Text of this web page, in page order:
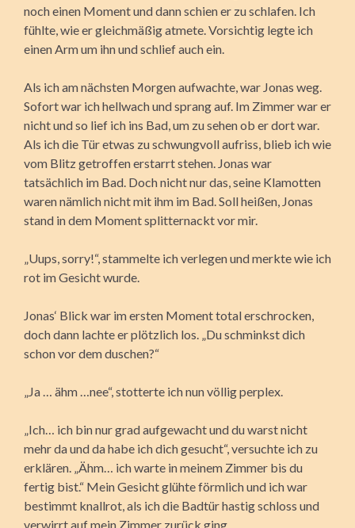
noch einen Moment und dann schien er zu schlafen. Ich
fühlte, wie er gleichmäßig atmete. Vorsichtig legte ich
einen Arm um ihn und schlief auch ein.
Als ich am nächsten Morgen aufwachte, war Jonas weg.
Sofort war ich hellwach und sprang auf. Im Zimmer war er
nicht und so lief ich ins Bad, um zu sehen ob er dort war.
Als ich die Tür etwas zu schwungvoll aufriss, blieb ich wie
vom Blitz getroffen erstarrt stehen. Jonas war
tatsächlich im Bad. Doch nicht nur das, seine Klamotten
waren nämlich nicht mit ihm im Bad. Soll heißen, Jonas
stand in dem Moment splitternackt vor mir.
„Uups, sorry!“, stammelte ich verlegen und merkte wie ich
rot im Gesicht wurde.
Jonas‘ Blick war im ersten Moment total erschrocken,
doch dann lachte er plötzlich los. „Du schminkst dich
schon vor dem duschen?“
„Ja … ähm …nee“, stotterte ich nun völlig perplex.
„Ich… ich bin nur grad aufgewacht und du warst nicht
mehr da und da habe ich dich gesucht“, versuchte ich zu
erklären. „Ähm… ich warte in meinem Zimmer bis du
fertig bist.“ Mein Gesicht glühte förmlich und ich war
bestimmt knallrot, als ich die Badtür hastig schloss und
verwirrt auf mein Zimmer zurück ging.